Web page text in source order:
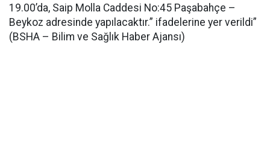
19.00’da, Saip Molla Caddesi No:45 Paşabahçe –
Beykoz adresinde yapılacaktır.” ifadelerine yer verildi”
(BSHA – Bilim ve Sağlık Haber Ajansı)